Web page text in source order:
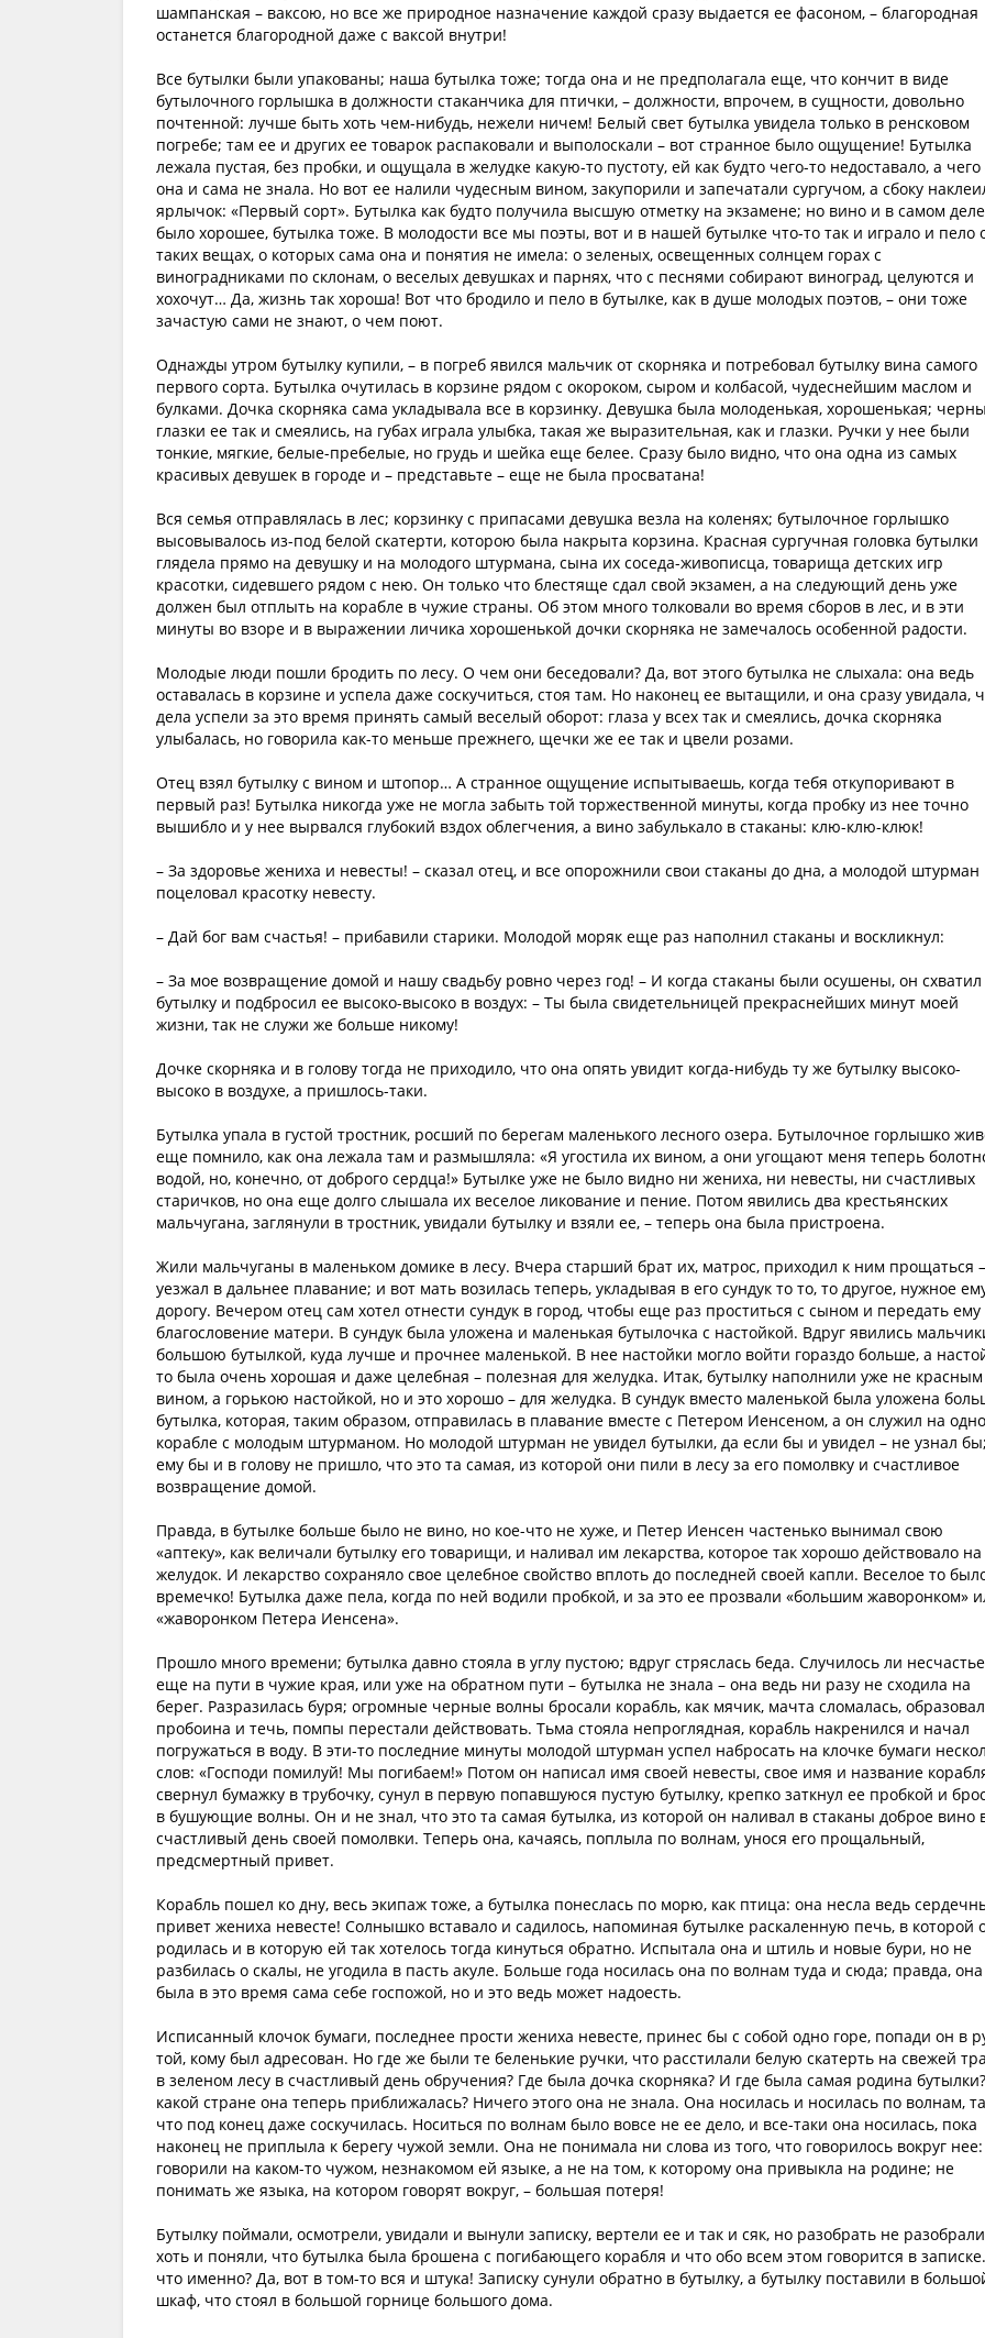
шампанская – ваксою, но все же природное назначение каждой сразу выдается ее фасоном, – благородная
останется благородной даже с ваксой внутри!
Все бутылки были упакованы; наша бутылка тоже; тогда она и не предполагала еще, что кончит в виде
бутылочного горлышка в должности стаканчика для птички, – должности, впрочем, в сущности, довольно
почтенной: лучше быть хоть чем-нибудь, нежели ничем! Белый свет бутылка увидела только в ренсковом
погребе; там ее и других ее товарок распаковали и выполоскали – вот странное было ощущение! Бутылка
лежала пустая, без пробки, и ощущала в желудке какую-то пустоту, ей как будто чего-то недоставало, а чего
она и сама не знала. Но вот ее налили чудесным вином, закупорили и запечатали сургучом, а сбоку
ярлычок: «Первый сорт». Бутылка как будто получила высшую отметку на экзамене; но вино и в самом деле
было хорошее, бутылка тоже. В молодости все мы поэты, вот и в нашей бутылке что-то так и играло и пело
таких вещах, о которых сама она и понятия не имела: о зеленых, освещенных солнцем горах с
виноградниками по склонам, о веселых девушках и парнях, что с песнями собирают виноград, целуются и
хохочут… Да, жизнь так хороша! Вот что бродило и пело в бутылке, как в душе молодых поэтов, – они тоже
зачастую сами не знают, о чем поют.
Однажды утром бутылку купили, – в погреб явился мальчик от скорняка и потребовал бутылку вина самого
первого сорта. Бутылка очутилась в корзине рядом с окороком, сыром и колбасой, чудеснейшим маслом и
булками. Дочка скорняка сама укладывала все в корзинку. Девушка была молоденькая, хорошенькая;
глазки ее так и смеялись, на губах играла улыбка, такая же выразительная, как и глазки. Ручки у нее были
тонкие, мягкие, белые-пребелые, но грудь и шейка еще белее. Сразу было видно, что она одна из самых
красивых девушек в городе и – представьте – еще не была просватана!
Вся семья отправлялась в лес; корзинку с припасами девушка везла на коленях; бутылочное горлышко
высовывалось из-под белой скатерти, которою была накрыта корзина. Красная сургучная головка бутылки
глядела прямо на девушку и на молодого штурмана, сына их соседа-живописца, товарища детских игр
красотки, сидевшего рядом с нею. Он только что блестяще сдал свой экзамен, а на следующий день уже
должен был отплыть на корабле в чужие страны. Об этом много толковали во время сборов в лес, и в эти
минуты во взоре и в выражении личика хорошенькой дочки скорняка не замечалось особенной радости.
Молодые люди пошли бродить по лесу. О чем они беседовали? Да, вот этого бутылка не слыхала: она ведь
оставалась в корзине и успела даже соскучиться, стоя там. Но наконец ее вытащили, и она сразу увидала,
дела успели за это время принять самый веселый оборот: глаза у всех так и смеялись, дочка скорняка
улыбалась, но говорила как-то меньше прежнего, щечки же ее так и цвели розами.
Отец взял бутылку с вином и штопор… А странное ощущение испытываешь, когда тебя откупоривают в
первый раз! Бутылка никогда уже не могла забыть той торжественной минуты, когда пробку из нее точно
вышибло и у нее вырвался глубокий вздох облегчения, а вино забулькало в стаканы: клю-клю-клюк!
– За здоровье жениха и невесты! – сказал отец, и все опорожнили свои стаканы до дна, а молодой штурман
поцеловал красотку невесту.
– Дай бог вам счастья! – прибавили старики. Молодой моряк еще раз наполнил стаканы и воскликнул:
– За мое возвращение домой и нашу свадьбу ровно через год! – И когда стаканы были осушены, он схватил
бутылку и подбросил ее высоко-высоко в воздух: – Ты была свидетельницей прекраснейших минут моей
жизни, так не служи же больше никому!
Дочке скорняка и в голову тогда не приходило, что она опять увидит когда-нибудь ту же бутылку высоко-
высоко в воздухе, а пришлось-таки.
Бутылка упала в густой тростник, росший по берегам маленького лесного озера. Бутылочное горлышко
еще помнило, как она лежала там и размышляла: «Я угостила их вином, а они угощают меня теперь
водой, но, конечно, от доброго сердца!» Бутылке уже не было видно ни жениха, ни невесты, ни счастливых
старичков, но она еще долго слышала их веселое ликование и пение. Потом явились два крестьянских
мальчугана, заглянули в тростник, увидали бутылку и взяли ее, – теперь она была пристроена.
Жили мальчуганы в маленьком домике в лесу. Вчера старший брат их, матрос, приходил к ним прощаться
уезжал в дальнее плавание; и вот мать возилась теперь, укладывая в его сундук то то, то другое, нужное
дорогу. Вечером отец сам хотел отнести сундук в город, чтобы еще раз проститься с сыном и передать ему
благословение матери. В сундук была уложена и маленькая бутылочка с настойкой. Вдруг явились
большою бутылкой, куда лучше и прочнее маленькой. В нее настойки могло войти гораздо больше, а
то была очень хорошая и даже целебная – полезная для желудка. Итак, бутылку наполнили уже не красным
вином, а горькою настойкой, но и это хорошо – для желудка. В сундук вместо маленькой была уложена
бутылка, которая, таким образом, отправилась в плавание вместе с Петером Иенсеном, а он служил на
корабле с молодым штурманом. Но молодой штурман не увидел бутылки, да если бы и увидел – не узнал бы;
ему бы и в голову не пришло, что это та самая, из которой они пили в лесу за его помолвку и счастливое
возвращение домой.
Правда, в бутылке больше было не вино, но кое-что не хуже, и Петер Иенсен частенько вынимал свою
«аптеку», как величали бутылку его товарищи, и наливал им лекарства, которое так хорошо действовало на
желудок. И лекарство сохраняло свое целебное свойство вплоть до последней своей капли. Веселое то
времечко! Бутылка даже пела, когда по ней водили пробкой, и за это ее прозвали «большим жаворонком»
«жаворонком Петера Иенсена».
Прошло много времени; бутылка давно стояла в углу пустою; вдруг стряслась беда. Случилось ли несчастье
еще на пути в чужие края, или уже на обратном пути – бутылка не знала – она ведь ни разу не сходила на
берег. Разразилась буря; огромные черные волны бросали корабль, как мячик, мачта сломалась,
пробоина и течь, помпы перестали действовать. Тьма стояла непроглядная, корабль накренился и начал
погружаться в воду. В эти-то последние минуты молодой штурман успел набросать на клочке бумаги
слов: «Господи помилуй! Мы погибаем!» Потом он написал имя своей невесты, свое имя и название
свернул бумажку в трубочку, сунул в первую попавшуюся пустую бутылку, крепко заткнул ее пробкой и
в бушующие волны. Он и не знал, что это та самая бутылка, из которой он наливал в стаканы доброе вино
счастливый день своей помолвки. Теперь она, качаясь, поплыла по волнам, унося его прощальный,
предсмертный привет.
Корабль пошел ко дну, весь экипаж тоже, а бутылка понеслась по морю, как птица: она несла ведь
привет жениха невесте! Солнышко вставало и садилось, напоминая бутылке раскаленную печь, в которой
родилась и в которую ей так хотелось тогда кинуться обратно. Испытала она и штиль и новые бури, но не
разбилась о скалы, не угодила в пасть акуле. Больше года носилась она по волнам туда и сюда; правда, она
была в это время сама себе госпожой, но и это ведь может надоесть.
Исписанный клочок бумаги, последнее прости жениха невесте, принес бы с собой одно горе, попади он в
той, кому был адресован. Но где же были те беленькие ручки, что расстилали белую скатерть на свежей
в зеленом лесу в счастливый день обручения? Где была дочка скорняка? И где была самая родина
какой стране она теперь приближалась? Ничего этого она не знала. Она носилась и носилась по волнам,
что под конец даже соскучилась. Носиться по волнам было вовсе не ее дело, и все-таки она носилась, пока
наконец не приплыла к берегу чужой земли. Она не понимала ни слова из того, что говорилось вокруг нее:
говорили на каком-то чужом, незнакомом ей языке, а не на том, к которому она привыкла на родине; не
понимать же языка, на котором говорят вокруг, – большая потеря!
Бутылку поймали, осмотрели, увидали и вынули записку, вертели ее и так и сяк, но разобрать не
хоть и поняли, что бутылка была брошена с погибающего корабля и что обо всем этом говорится в
что именно? Да, вот в том-то вся и штука! Записку сунули обратно в бутылку, а бутылку поставили в
шкаф, что стоял в большой горнице большого дома.